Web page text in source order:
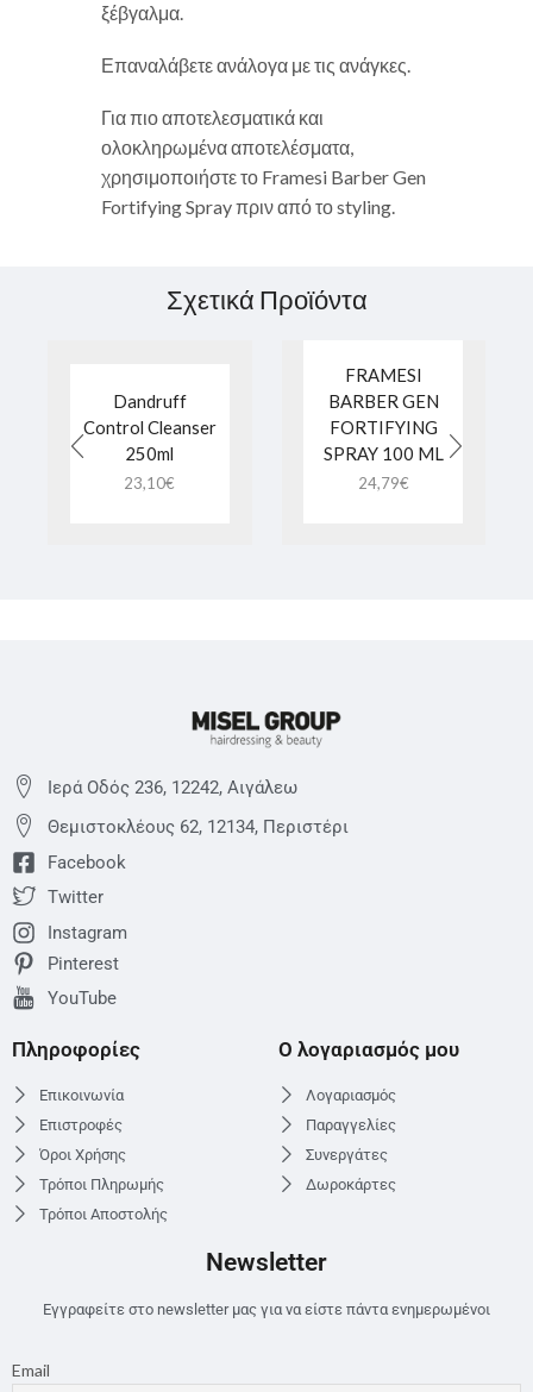
ξέβγαλμα.
Επαναλάβετε ανάλογα με τις ανάγκες.
Για πιο αποτελεσματικά και
ολοκληρωμένα αποτελέσματα,
χρησιμοποιήστε το Framesi Barber Gen
Fortifying Spray πριν από το styling.
Σχετικά Προϊόντα
Dandruff
Control Cleanser
250ml
23,10€
FRAMESI
BARBER GEN
FORTIFYING
SPRAY 100 ML
24,79€
Ιερά Οδός 236, 12242, Αιγάλεω
Θεμιστoκλέους 62, 12134, Περιστέρι
Facebook
Twitter
Instagram
Pinterest
YouTube
Πληροφορίες
Επικοινωνία
Επιστροφές
Όροι Χρήσης
Τρόποι Πληρωμής
Τρόποι Αποστολής
Ο λογαριασμός μου
Λογαριασμός
Παραγγελίες
Συνεργάτες
Δωροκάρτες
Newsletter
Εγγραφείτε στο newsletter μας για να είστε πάντα ενημερωμένοι
Email